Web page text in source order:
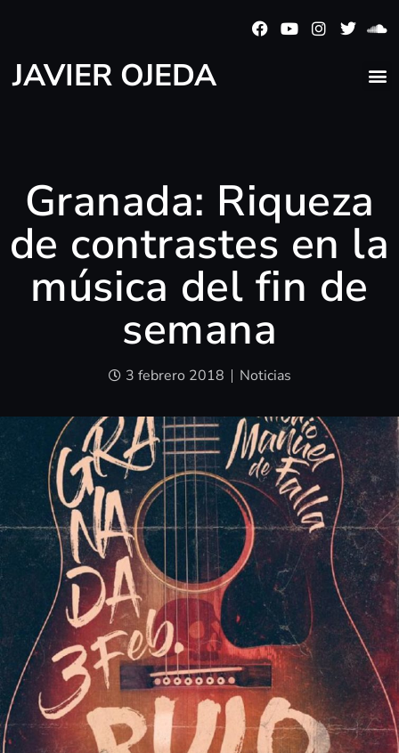
JAVIER OJEDA
Granada: Riqueza
de contrastes en la
música del fin de
semana
3 febrero 2018 Noticias